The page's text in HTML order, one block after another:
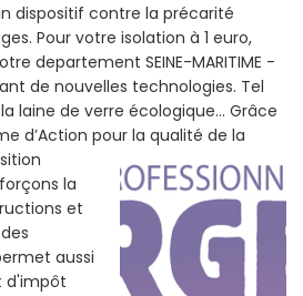
dispositif contre la précarité
Pour votre isolation à 1 euro,
departement SEINE-MARITIME -
de nouvelles technologies. Tel
laine de verre écologique... Grâce
d’Action pour la qualité de la
la
et
aussi
d'impôt